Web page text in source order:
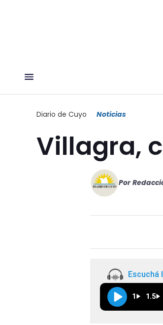
Diario de Cuyo Noticias
Villagra,
Por
Escuchá
1 1.5